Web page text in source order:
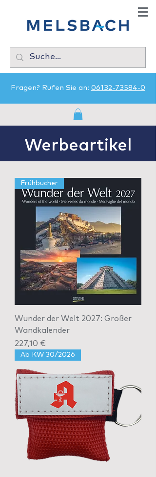
Fragen? Rufen Sie an: 06132-73584-0
Werbeartikel
Frühbucher
Wunder der Welt 2027: Großer
Wandkalender
Preis
227,10 €
Ab KW 30/2026